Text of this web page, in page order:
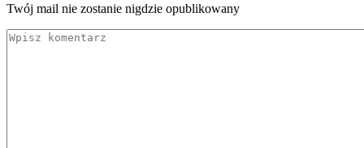
Twój mail nie zostanie nigdzie opublikowany